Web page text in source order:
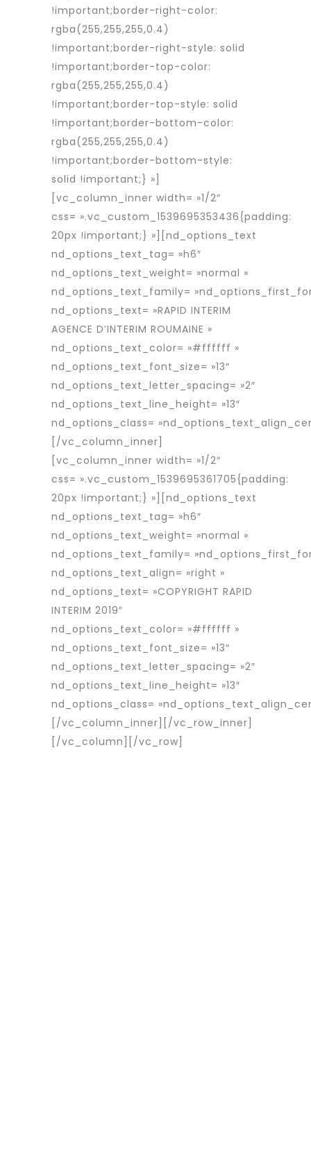
!important;border-right-color:
rgba(255,255,255,0.4)
!important;border-right-style: solid
!important;border-top-color:
rgba(255,255,255,0.4)
!important;border-top-style: solid
!important;border-bottom-color:
rgba(255,255,255,0.4)
!important;border-bottom-style:
solid !important;} »]
[vc_column_inner width= »1/2″
css= ».vc_custom_1539695353436{padding:
20px !important;} »][nd_options_text
nd_options_text_tag= »h6″
nd_options_text_weight= »normal »
nd_options_text_family=
nd_options_text= »RAPID INTERIM
AGENCE D’INTERIM ROUMAINE »
nd_options_text_color= »#ffffff »
nd_options_text_font_size= »13″
nd_options_text_letter_spacing= »2″
nd_options_text_line_height= »13″
nd_options_class=
[/vc_column_inner]
[vc_column_inner width= »1/2″
css= ».vc_custom_1539695361705{padding:
20px !important;} »][nd_options_text
nd_options_text_tag= »h6″
nd_options_text_weight= »normal »
nd_options_text_family=
nd_options_text_align= »right »
nd_options_text= »COPYRIGHT RAPID
INTERIM 2019″
nd_options_text_color= »#ffffff »
nd_options_text_font_size= »13″
nd_options_text_letter_spacing= »2″
nd_options_text_line_height= »13″
nd_options_class=
[/vc_column_inner][/vc_row_inner]
[/vc_column][/vc_row]